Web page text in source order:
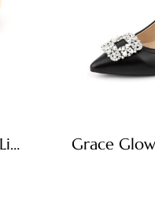
Duma Glow Timeless Light Beige